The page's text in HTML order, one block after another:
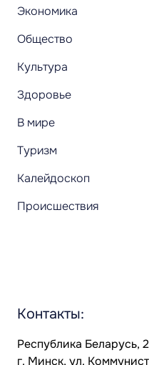
Экономика
Общество
Культура
Здоровье
В мире
Туризм
Калейдоскоп
Происшествия
Контакты:
Республика Беларусь,
г. Минск, ул.